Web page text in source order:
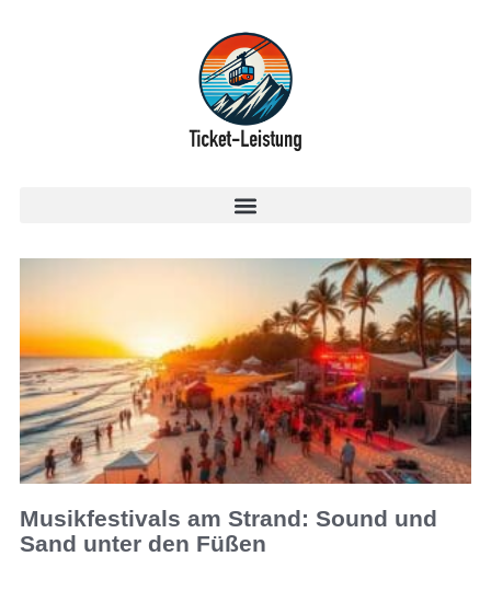
Musikfestivals am Strand: Sound und
Sand unter den Füßen